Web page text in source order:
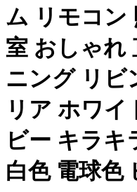
ム リモコン
室 おしゃれ
ニング リビ
リア ホワイ
ビー キラキ
白色 電球色